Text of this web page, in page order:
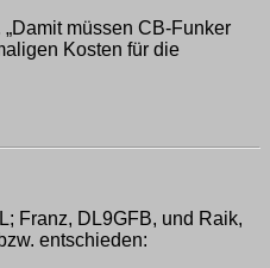
müssen CB-Funker
Kosten für die
Franz, DL9GFB, und Raik,
entschieden: